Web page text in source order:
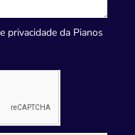
privacidade da Pianos